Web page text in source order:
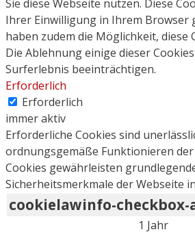
Sie diese Webseite nutzen. Diese
Ihrer Einwilligung in Ihrem Browser
haben zudem die Möglichkeit, diese
Die Ablehnung einige dieser
Surferlebnis beeinträchtigen.
Erforderlich
Erforderlich
immer aktiv
Erforderliche Cookies sind
ordnungsgemäße Funktionieren der
Cookies gewährleisten
Sicherheitsmerkmale der Webseite
cookielawinfo-
1 Jahr